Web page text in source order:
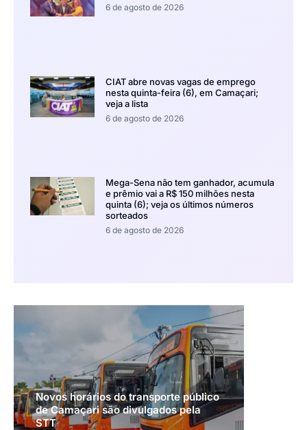
6 de agosto de 2026
CIAT abre novas vagas de emprego
nesta quinta-feira (6), em Camaçari;
veja a lista
6 de agosto de 2026
Mega-Sena não tem ganhador, acumula
e prêmio vai a R$ 150 milhões nesta
quinta (6); veja os últimos números
sorteados
6 de agosto de 2026
Novos horários do transporte público
de Camaçari são divulgados pela
STT